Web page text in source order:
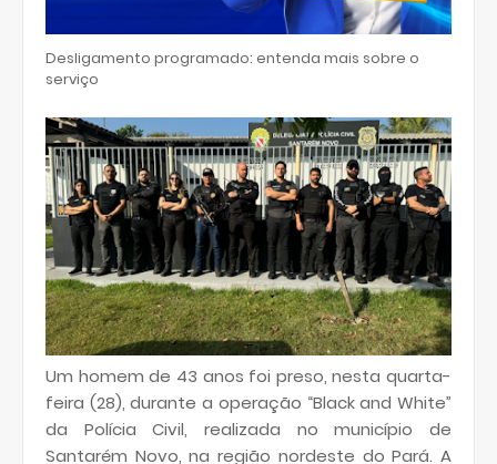
Desligamento programado: entenda mais sobre o
serviço
Um homem de 43 anos foi preso, nesta quarta-
feira (28), durante a operação “Black and White”
da Polícia Civil, realizada no município de
Santarém Novo, na região nordeste do Pará. A